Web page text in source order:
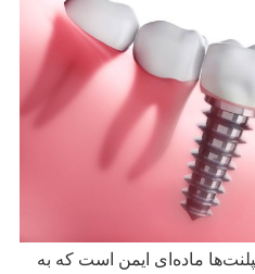
ماده‌ای ایمن است که به